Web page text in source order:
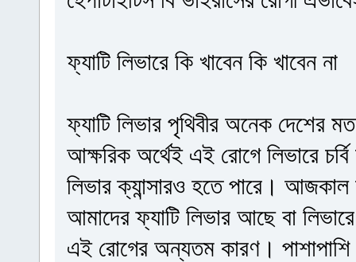
ফ্যাটি লিভারে কি খাবেন কি খাবেন না
ফ্যাটি লিভার পৃথিবীর অনেক
আক্ষরিক অর্থেই এই রোগে লিভারে
লিভার ক্যান্সারও হতে পারে।
আমাদের ফ্যাটি লিভার আছে বা
এই রোগের অন্যতম কারণ। পাশাপাশি